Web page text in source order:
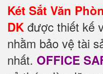
Két Sắt Văn
DK được thiết kế
nhằm bảo vệ tài
nhất. OFFICE